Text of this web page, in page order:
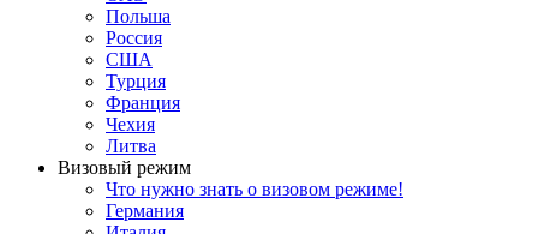
Польша
Россия
США
Турция
Франция
Чехия
Литва
Визовый режим
Что нужно знать о визовом режиме!
Германия